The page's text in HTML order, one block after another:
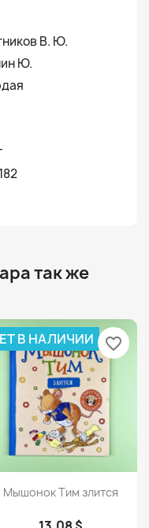
В. Ю.
Ю.
так же
Просмотр
Мышонок Тим злится
В НАЛИЧИИ favorite_border